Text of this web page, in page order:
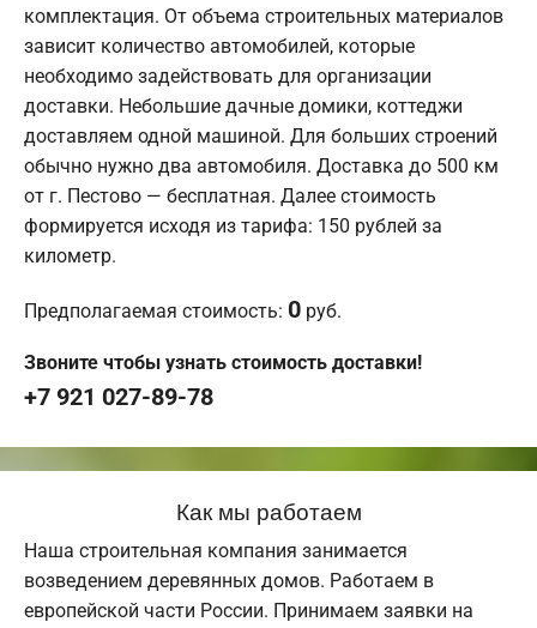
комплектация. От объема строительных материалов
зависит количество автомобилей, которые
необходимо задействовать для организации
доставки. Небольшие дачные домики, коттеджи
доставляем одной машиной. Для больших строений
обычно нужно два автомобиля. Доставка до 500 км
от г. Пестово — бесплатная. Далее стоимость
формируется исходя из тарифа: 150 рублей за
километр.
Предполагаемая стоимость: 0 руб.
Звоните чтобы узнать стоимость доставки!
+7 921 027-89-78
Как мы работаем
Наша строительная компания занимается
возведением деревянных домов. Работаем в
европейской части России. Принимаем заявки на